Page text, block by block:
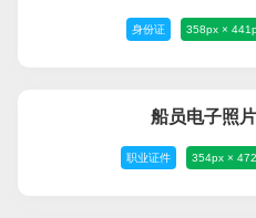
身份证 358px ×
船员电子照
职业证件 354px ×